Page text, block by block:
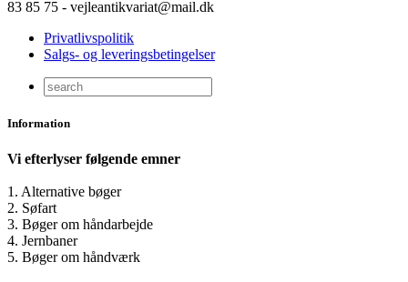
83 85 75 - vejleantikvariat@mail.dk
Privatlivspolitik
Salgs- og leveringsbetingelser
Information
Vi efterlyser følgende emner
1. Alternative bøger
2. Søfart
3. Bøger om håndarbejde
4. Jernbaner
5. Bøger om håndværk